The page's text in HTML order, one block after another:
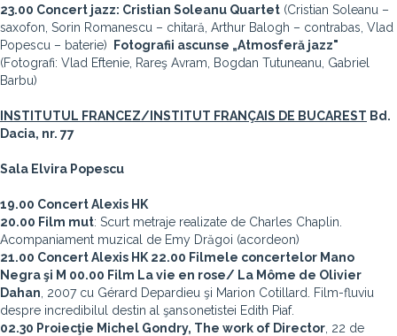
23.00 Concert jazz: Cristian Soleanu Quartet (Cristian Soleanu –
saxofon, Sorin Romanescu – chitară, Arthur Balogh – contrabas, Vlad
Popescu – baterie)
Fotografii ascunse „Atmosferă jazz"
(Fotografi: Vlad Eftenie, Rareş Avram, Bogdan Tutuneanu, Gabriel
Barbu)
INSTITUTUL FRANCEZ/INSTITUT FRANÇAIS DE BUCAREST Bd.
Dacia, nr. 77
Sala Elvira Popescu
19.00 Concert Alexis HK
20.00 Film mut: Scurt metraje realizate de Charles Chaplin.
Acompaniament muzical de Emy Drăgoi (acordeon)
21.00 Concert Alexis HK 22.00 Filmele concertelor Mano
Negra şi M 00.00 Film La vie en rose/ La Môme de Olivier
Dahan , 2007 cu Gérard Depardieu şi Marion Cotillard. Film-fluviu
despre incredibilul destin al şansonetistei Edith Piaf.
02.30 Proiecţie Michel Gondry, The work of Director , 22 de